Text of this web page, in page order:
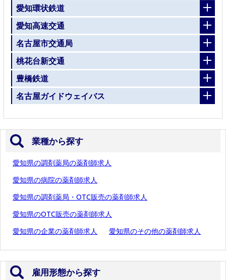
愛知環状鉄道
愛知高速交通
名古屋市交通局
桃花台新交通
豊橋鉄道
名古屋ガイドウェイバス
業種から探す
愛知県の調剤薬局の薬剤師求人
愛知県の病院の薬剤師求人
愛知県の調剤薬局・OTC販売の薬剤師求人
愛知県のOTC販売の薬剤師求人
愛知県の企業の薬剤師求人 愛知県のその他の薬剤師求人
雇用形態から探す